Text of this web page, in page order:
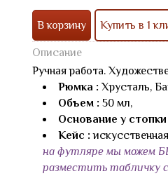
В корзину Купить в 1
Описание
Ручная работа.
Рюмка : Хрусталь,
Объем : 50 мл,
Основание у стопки
Кейс :
на футляре мы можем
разместить табличку